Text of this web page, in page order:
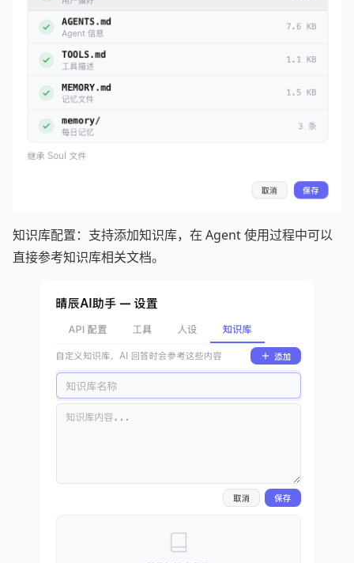
知识库配置：支持添加知识库，在 Agent 使用过程中可以
直接参考知识库相关文档。